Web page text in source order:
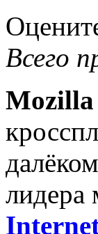
Всего
лидера